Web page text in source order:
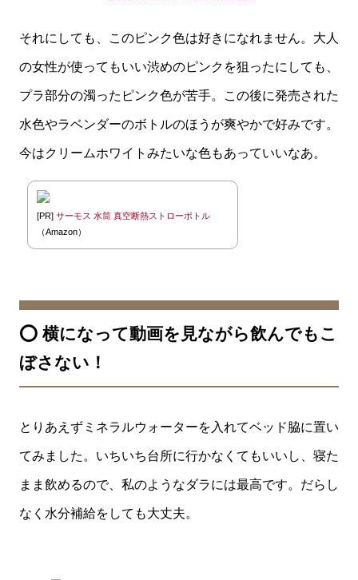
それにしても、このピンク色は好きになれません。大人
の女性が使ってもいい渋めのピンクを狙ったにしても、
プラ部分の濁ったピンク色が苦手。この後に発売された
水色やラベンダーのボトルのほうが爽やかで好みです。
今はクリームホワイトみたいな色もあっていいなあ。
[PR]サーモス 水筒 真空断熱ストローボトル
（Amazon）
⭕️ 横になって動画を見ながら飲んでもこ
ぼさない！
とりあえずミネラルウォーターを入れてベッド脇に置い
てみました。いちいち台所に行かなくてもいいし、寝た
まま飲めるので、私のようなダラには最高です。だらし
なく水分補給をしても大丈夫。